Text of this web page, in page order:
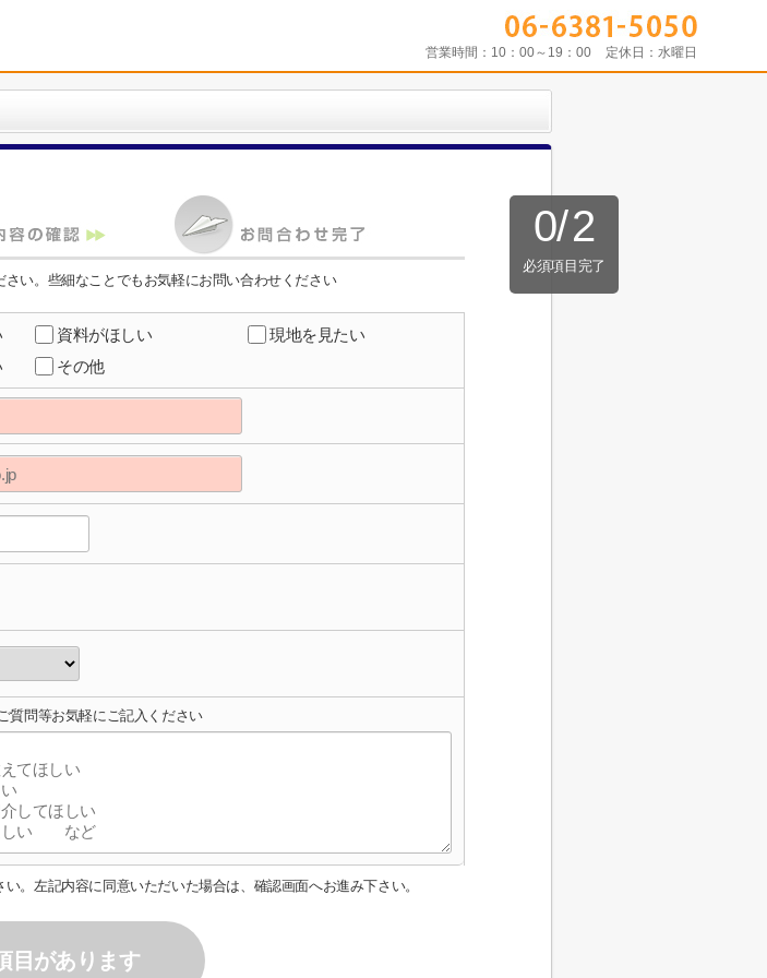
営業時間： 10：00～19：00 定休日： 水曜日
0/2
必須項目完了
い。些細なことでもお気軽にお問い合わせください
資料がほしい
現地を見たい
その他
質問等お気軽にご記入ください
。左記内容に同意いただいた場合は、確認画面へお進み下さい。
目があります